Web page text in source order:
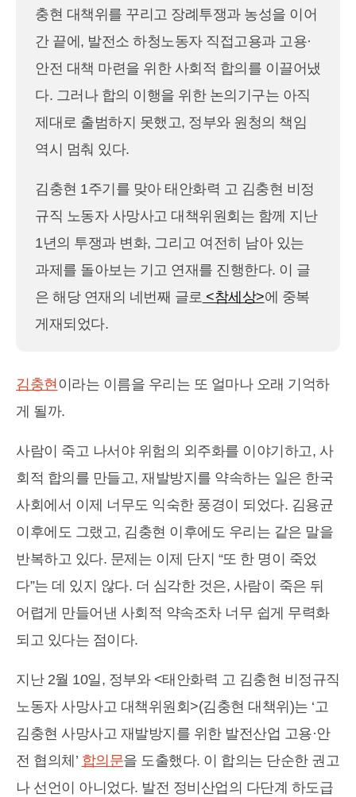
충현 대책위를 꾸리고 장례투쟁과 농성을 이어
간 끝에, 발전소 하청노동자 직접고용과 고용·
안전 대책 마련을 위한 사회적 합의를 이끌어냈
다. 그러나 합의 이행을 위한 논의기구는 아직
제대로 출범하지 못했고, 정부와 원청의 책임
역시 멈춰 있다.
김충현 1주기를 맞아 태안화력 고 김충현 비정
규직 노동자 사망사고 대책위원회는 함께 지난
1년의 투쟁과 변화, 그리고 여전히 남아 있는
과제를 돌아보는 기고 연재를 진행한다. 이 글
은 해당 연재의 네번째 글로 <참세상>에 중복
게재되었다.
김충현이라는 이름을 우리는 또 얼마나 오래 기억하
게 될까.
사람이 죽고 나서야 위험의 외주화를 이야기하고, 사
회적 합의를 만들고, 재발방지를 약속하는 일은 한국
사회에서 이제 너무도 익숙한 풍경이 되었다. 김용균
이후에도 그랬고, 김충현 이후에도 우리는 같은 말을
반복하고 있다. 문제는 이제 단지 “또 한 명이 죽었
다”는 데 있지 않다. 더 심각한 것은, 사람이 죽은 뒤
어렵게 만들어낸 사회적 약속조차 너무 쉽게 무력화
되고 있다는 점이다.
지난 2월 10일, 정부와 <태안화력 고 김충현 비정규직
노동자 사망사고 대책위원회>(김충현 대책위)는 ‘고
김충현 사망사고 재발방지를 위한 발전산업 고용·안
전 협의체’ 합의문을 도출했다. 이 합의는 단순한 권고
나 선언이 아니었다. 발전 정비산업의 다단계 하도급